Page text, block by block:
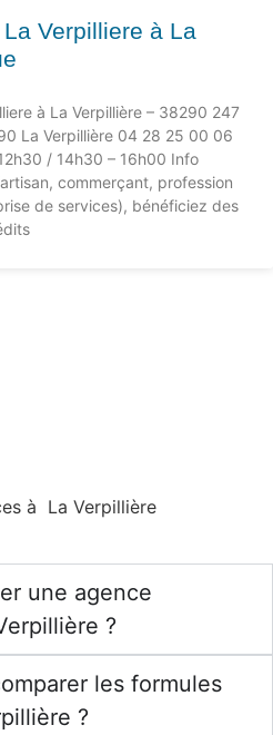
Verpilliere à La
à La Verpillière – 38290 247
La Verpillière 04 28 25 00 06
/ 14h30 – 16h00 Info
commerçant, profession
de services), bénéficiez des
à La Verpillière
une agence
?
les formules
?